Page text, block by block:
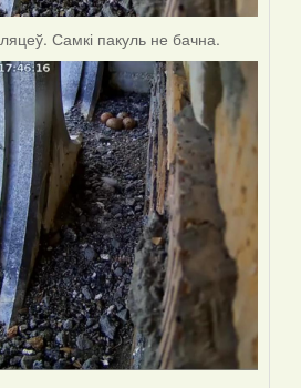
Самкі пакуль не бачна.